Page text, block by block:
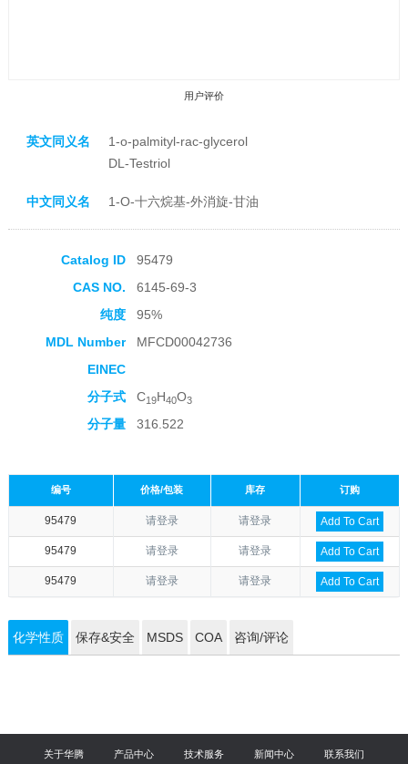
用户评价
收藏产品
英文同义名
1-o-palmityl-rac-glycerol
DL-Testriol
中文同义名 1-O-十六烷基-外消旋-甘油
Catalog ID
95479
CAS NO.
6145-69-3
纯度
95%
MDL Number
MFCD00042736
EINEC
分子式
C19H40O3
分子量 316.522
编号 价格/包装 库存 订购
95479 请登录 请登录 Add To Cart
95479 请登录 请登录 Add To Cart
95479 请登录 请登录 Add To Cart
化学性质 保存&安全 MSDS COA 咨询/评论
关于华腾 产品中心 技术服务 新闻中心 联系我们